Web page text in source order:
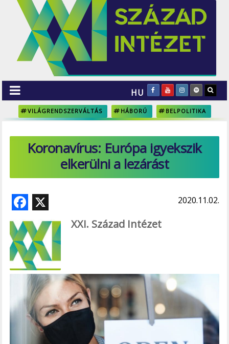
HU
VILÁGRENDSZERVÁLTÁS HÁBORÚ BELPOLITIKA
Koronavírus: Európa igyekszik
elkerülni a lezárást
F
ac
e
b
o
o
k
2020.11.02.
XXI. Század Intézet